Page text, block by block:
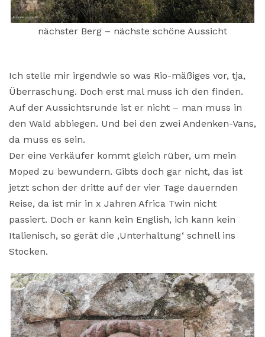
nächster Berg – nächste schöne Aussicht
Ich stelle mir irgendwie so was Rio-mäßiges vor, tja,
Überraschung. Doch erst mal muss ich den finden.
Auf der Aussichtsrunde ist er nicht – man muss in
den Wald abbiegen. Und bei den zwei Andenken-Vans,
da muss es sein.
Der eine Verkäufer kommt gleich rüber, um mein
Moped zu bewundern. Gibts doch gar nicht, das ist
jetzt schon der dritte auf der vier Tage dauernden
Reise, da ist mir in x Jahren Africa Twin nicht
passiert. Doch er kann kein English, ich kann kein
Italienisch, so gerät die ‚Unterhaltung‘ schnell ins
Stocken.